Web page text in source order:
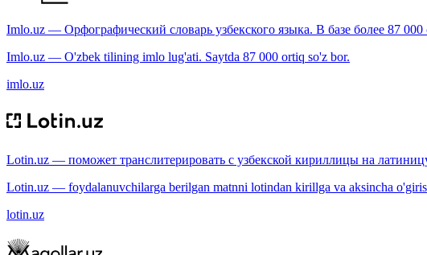
Imlo.uz — Орфографический словарь узбекского языка. В базе более 87 000
Imlo.uz — O'zbek tilining imlo lug'ati. Saytda 87 000 ortiq so'z bor.
imlo.uz
Lotin.uz — поможет транслитерировать с узбекской кириллицы на
Lotin.uz — foydalanuvchilarga berilgan matnni lotindan kirillga va aksincha
lotin.uz